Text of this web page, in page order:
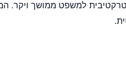
אטרקטיבית למשפט ממושך ויקר.